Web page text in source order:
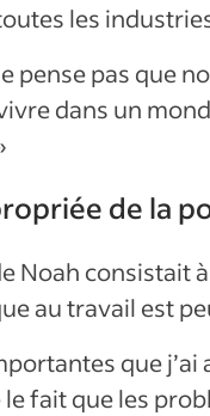
les
pense pas que
dans un
de la
Noah consistait
au travail est
que
fait que les